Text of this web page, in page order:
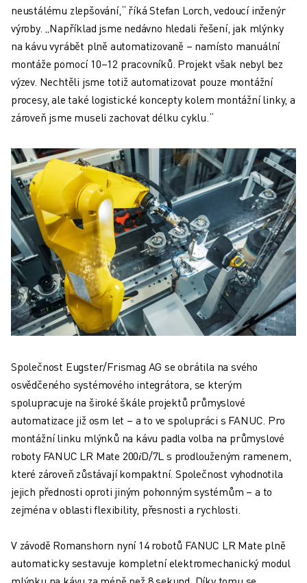
neustálému zlepšování,“ říká Stefan Lorch, vedoucí inženýr
výroby. „Například jsme nedávno hledali řešení, jak mlýnky
na kávu vyrábět plně automatizovaně – namísto manuální
montáže pomocí 10–12 pracovníků. Projekt však nebyl bez
výzev. Nechtěli jsme totiž automatizovat pouze montážní
procesy, ale také logistické koncepty kolem montážní linky, a
zároveň jsme museli zachovat délku cyklu.“
Společnost Eugster/Frismag AG se obrátila na svého
osvědčeného systémového integrátora, se kterým
spolupracuje na široké škále projektů průmyslové
automatizace již osm let – a to ve spolupráci s FANUC. Pro
montážní linku mlýnků na kávu padla volba na průmyslové
roboty FANUC LR Mate 200𝑖D/7L s prodlouženým ramenem,
které zároveň zůstávají kompaktní. Společnost vyhodnotila
jejich přednosti oproti jiným pohonným systémům – a to
zejména v oblasti flexibility, přesnosti a rychlosti.
V závodě Romanshorn nyní 14 robotů FANUC LR Mate plně
automaticky sestavuje kompletní elektromechanický modul